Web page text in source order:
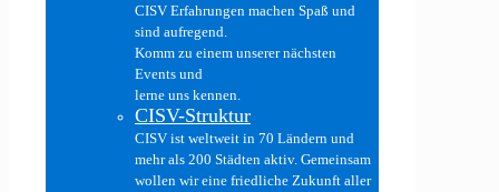
CISV Erfahrungen machen Spaß und
sind aufregend.
Komm zu einem unserer nächsten
Events und
lerne uns kennen.
CISV-Struktur
CISV ist weltweit in 70 Ländern und
mehr als 200 Städten aktiv. Gemeinsam
wollen wir eine friedliche Zukunft aller